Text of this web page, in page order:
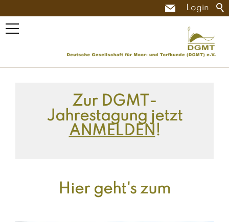
Login
Zur DGMT-
Jahrestagung jetzt
ANMELDEN !
Hier geht's zum